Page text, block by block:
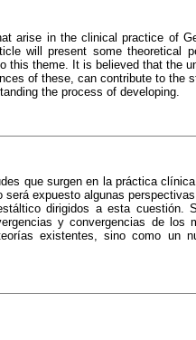
arise in the clinical practice of
will present some theoretical
this theme. It is believed that the
of these, can contribute to the
the process of developing.
que surgen en la práctica
expuesto algunas
dirigidos a esta cuestión.
y convergencias de los
existentes, sino como un